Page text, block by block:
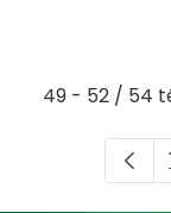
49 - 52 / 54